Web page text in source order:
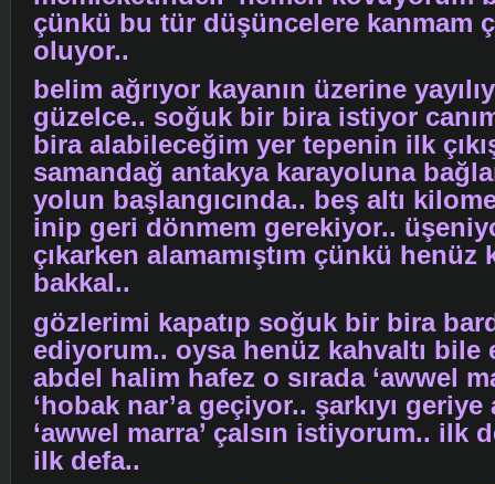
çünkü bu tür düşüncelere kanmam
oluyor..
belim ağrıyor kayanın üzerine
güzelce.. soğuk bir bira istiyor
bira alabileceğim yer tepenin ilk
samandağ antakya karayoluna
yolun başlangıcında.. beş altı
inip geri dönmem gerekiyor..
çıkarken alamamıştım çünkü henüz
bakkal..
gözlerimi kapatıp soğuk bir bira
ediyorum.. oysa henüz kahvaltı bile
abdel halim hafez o sırada ‘awwel
‘hobak nar’a geçiyor.. şarkıyı geriye
‘awwel marra’ çalsın istiyorum.. ilk
ilk defa..